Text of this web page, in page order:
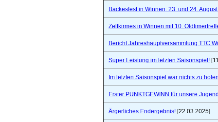
Backesfest in Winnen: 23. und 24.
Zeltkirmes in Winnen mit 10.
Bericht Jahreshauptversammlung TTC
Super Leistung im letzten Saisonspiel!
Im letzten Saisonspiel war nichts zu
Erster PUNKTGEWINN für unsere
Ärgerliches Endergebnis! [22.03.2025]